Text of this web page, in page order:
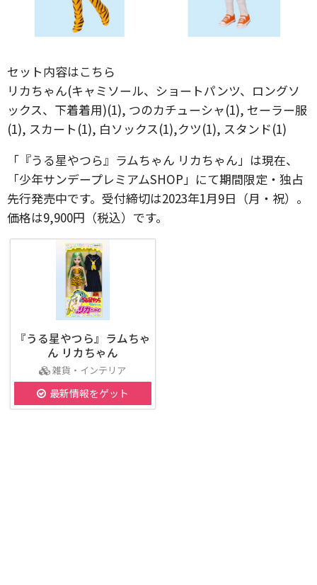
セット内容はこちら
リカちゃん(キャミソール、ショートパンツ、ロングソ
ックス、下着着用)(1), つのカチューシャ(1), セーラー服
(1), スカート(1), 白ソックス(1),クツ(1), スタンド(1)
「『うる星やつら』ラムちゃん リカちゃん」は現在、
「少年サンデープレミアムSHOP」にて期間限定・独占
先行発売中です。受付締切は2023年1月9日（月・祝）。
価格は9,900円（税込）です。
『うる星やつら』ラムちゃ
ん リカちゃん
雑貨・インテリア
最新情報をゲット